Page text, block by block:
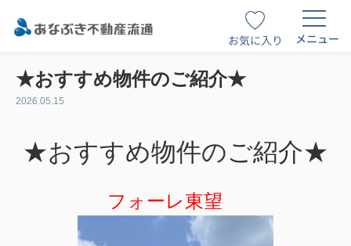
お気に入り メニュー
★おすすめ物件のご紹介★
2026.05.15
★おすすめ物件のご紹介★
フォーレ東望